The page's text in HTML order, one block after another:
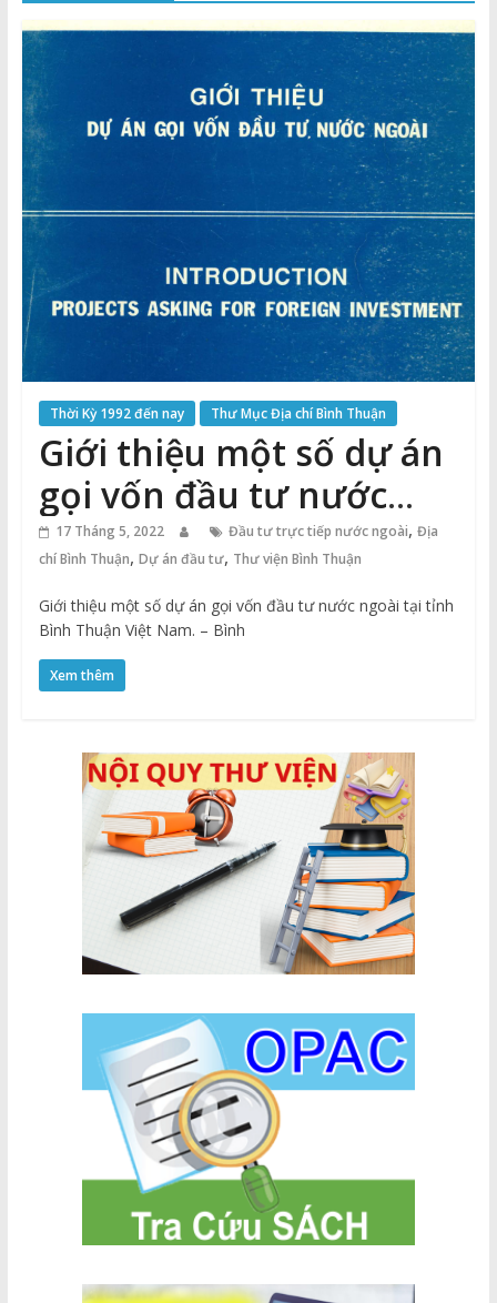
Thuận
Cổng
Vào
Tri
Thức
Thời Kỳ 1992 đến nay Thư Mục Địa chí Bình Thuận
Giới thiệu một số dự án
gọi vốn đầu tư nước
ngoài tại tỉnh Bình
Thuận Việt Nam
17 Tháng 5, 2022 Đầu tư trực tiếp nước ngoài, Địa
chí Bình Thuận, Dự án đầu tư, Thư viện Bình Thuận
Giới thiệu một số dự án gọi vốn đầu tư nước ngoài tại tỉnh
Bình Thuận Việt Nam. – Bình
Xem thêm